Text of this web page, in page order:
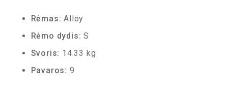
Rėmas: Alloy
Rėmo dydis: S
Svoris: 14.33 kg
Pavaros: 9